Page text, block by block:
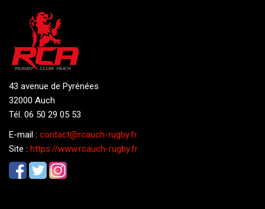
43 avenue de Pyrénées
32000 Auch
Tél. 06 50 29 05 53
E-mail : contact@rcauch-rugby.fr
Site : https://www.rcauch-rugby.fr